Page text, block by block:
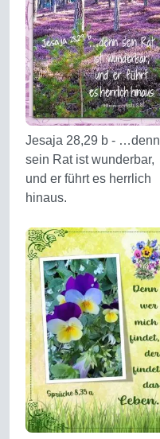
Jesaja 28,29 b - …denn
sein Rat ist wunderbar,
und er führt es herrlich
hinaus.